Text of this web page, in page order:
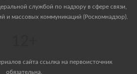
службой по надзору в сфере связи,
и массовых коммуникаций (Роскомнадзор).
сайта ссылка на первоисточник
обязательна.